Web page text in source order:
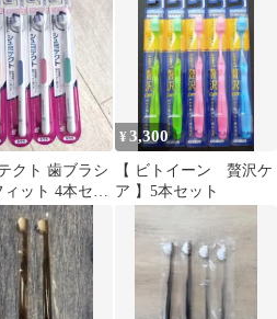
クト 歯ブラシ
ィット 4本セッ
¥3,300
【 ビトイーン 贅沢ケ
ア 】5本セット